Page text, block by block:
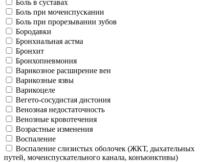
Боль в суставах
Боль при мочеиспускании
Боль при прорезывании зубов
Бородавки
Бронхиальная астма
Бронхит
Бронхопневмония
Варикозное расширение вен
Варикозные язвы
Варикоцеле
Вегето-сосудистая дистония
Венозная недостаточность
Венозные кровотечения
Возрастные изменения
Воспаление
Воспаление слизистых оболочек (ЖКТ, дыхательных
путей, мочеиспускательного канала, конъюнктивы)